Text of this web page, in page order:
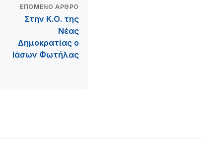
ΕΠΌΜΕΝΟ ΆΡΘΡΟ
Στην Κ.Ο. της
Νέας
Δημοκρατίας ο
Ιάσων Φωτήλας